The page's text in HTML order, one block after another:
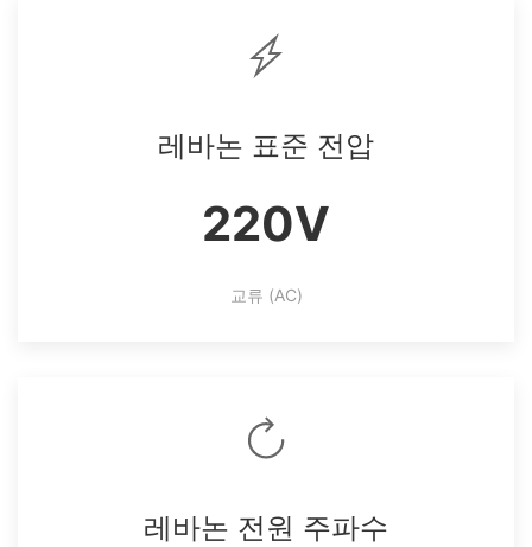
레바논 표준 전압
220V
교류 (AC)
레바논 전원 주파수